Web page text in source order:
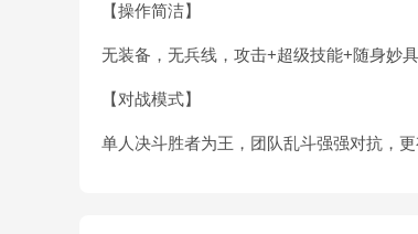
【操作简洁】
无装备，无兵线，攻击+超级技能+随身妙
【对战模式】
单人决斗胜者为王，团队乱斗强强对抗，